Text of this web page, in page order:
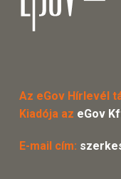
Az eGov Hírlevél
Kiadója az eGov
E-mail cím: